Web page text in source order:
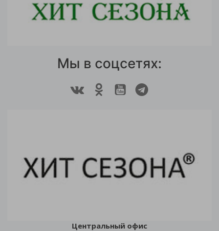
Мы в соцсетях:
Центральный офис